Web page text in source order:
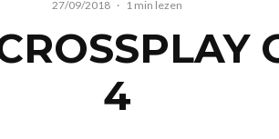
27/09/2018 · 1 min lezen
4